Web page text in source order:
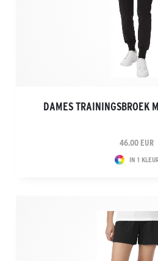
DAMES TRAININGSBROEK
46.00 EUR
IN 1